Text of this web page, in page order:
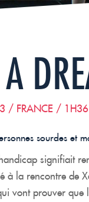
/ FRANCE / 1H36
sourdes et
signifiait
à la rencontre
vont prouver que